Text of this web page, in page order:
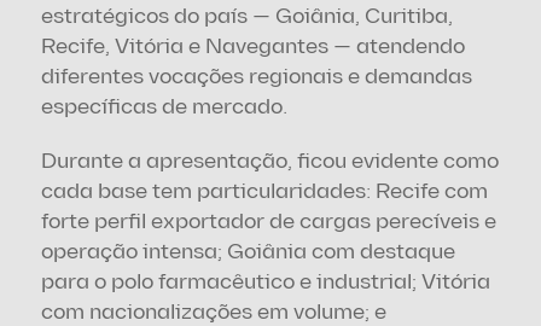
estratégicos do país — Goiânia, Curitiba,
Recife, Vitória e Navegantes — atendendo
diferentes vocações regionais e demandas
específicas de mercado.
Durante a apresentação, ficou evidente como
cada base tem particularidades: Recife com
forte perfil exportador de cargas perecíveis e
operação intensa; Goiânia com destaque
para o polo farmacêutico e industrial; Vitória
com nacionalizações em volume; e